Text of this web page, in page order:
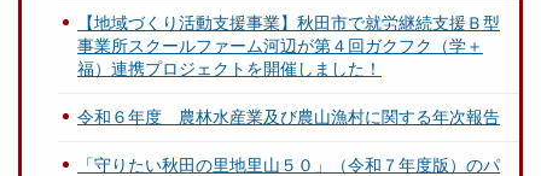
【地域づくり活動支援事業】秋田市で就労継続支援Ｂ型
事業所スクールファーム河辺が第４回ガクフク（学＋
福）連携プロジェクトを開催しました！
令和６年度 農林水産業及び農山漁村に関する年次報告
「守りたい秋田の里地里山５０」（令和７年度版）のパ